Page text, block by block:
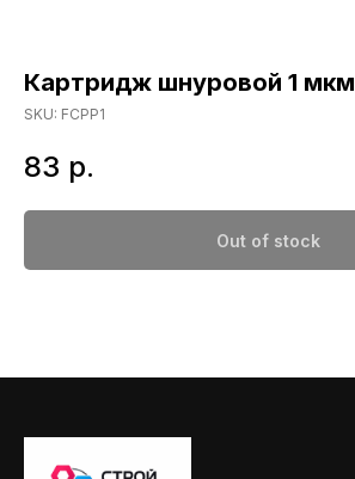
Картридж шнуровой 1 мкм
SKU: FCPP1
83 р.
Out of stock